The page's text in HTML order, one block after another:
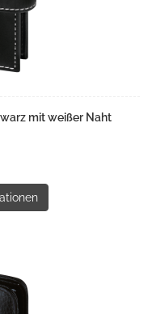
mit weißer Naht